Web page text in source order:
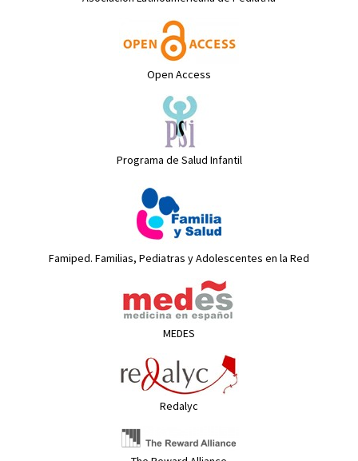
Open Access
Programa de Salud Infantil
Famiped. Familias, Pediatras y Adolescentes en la Red
MEDES
Redalyc